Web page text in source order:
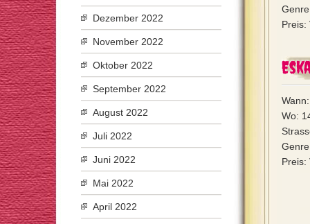
Preis:
Wo:
Preis:
Dezember 2022
November 2022
Oktober 2022
September 2022
August 2022
Juli 2022
Juni 2022
Mai 2022
April 2022